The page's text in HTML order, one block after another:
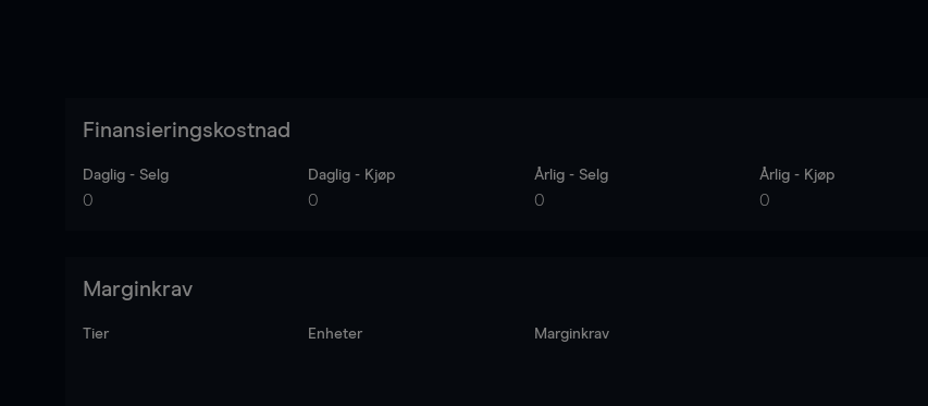
Finansieringskostnad
Daglig - Selg
0
Daglig - Kjøp
0
Årlig - Selg
0
Årlig - Kjøp
0
Marginkrav
Tier Enheter Marginkrav